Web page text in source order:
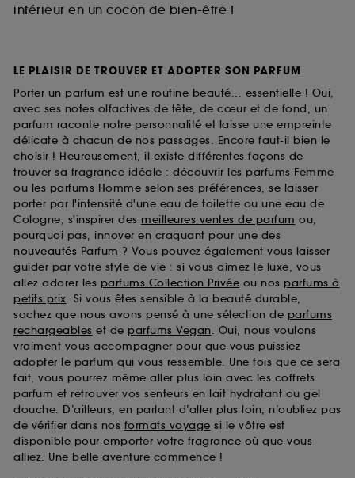
intérieur en un cocon de bien-être !
LE PLAISIR DE TROUVER ET ADOPTER SON PARFUM
Porter un parfum est une routine beauté... essentielle ! Oui,
avec ses notes olfactives de tête, de cœur et de fond, un
parfum raconte notre personnalité et laisse une empreinte
délicate à chacun de nos passages. Encore faut-il bien le
choisir ! Heureusement, il existe différentes façons de
trouver sa fragrance idéale : découvrir les parfums Femme
ou les parfums Homme selon ses préférences, se laisser
porter par l'intensité d'une eau de toilette ou une eau de
Cologne, s'inspirer des meilleures ventes de parfum ou,
pourquoi pas, innover en craquant pour une des
nouveautés Parfum ? Vous pouvez également vous laisser
guider par votre style de vie : si vous aimez le luxe, vous
allez adorer les parfums Collection Privée ou nos parfums à
petits prix. Si vous êtes sensible à la beauté durable,
sachez que nous avons pensé à une sélection de parfums
rechargeables et de parfums Vegan. Oui, nous voulons
vraiment vous accompagner pour que vous puissiez
adopter le parfum qui vous ressemble. Une fois que ce sera
fait, vous pourrez même aller plus loin avec les coffrets
parfum et retrouver vos senteurs en lait hydratant ou gel
douche. D’ailleurs, en parlant d’aller plus loin, n’oubliez pas
de vérifier dans nos formats voyage si le vôtre est
disponible pour emporter votre fragrance où que vous
alliez. Une belle aventure commence !